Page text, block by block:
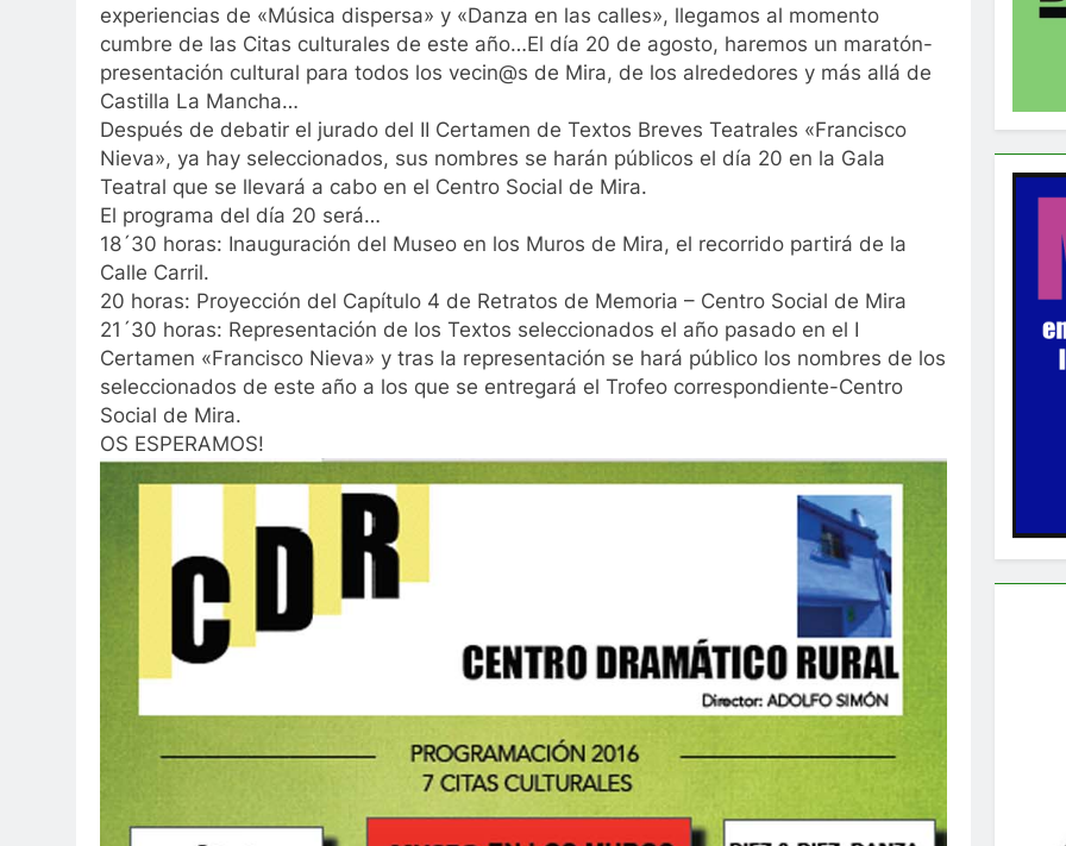
experiencias de «Música dispersa» y «Danza en las calles», llegamos al momento
cumbre de las Citas culturales de este año…El día 20 de agosto, haremos un maratón-
presentación cultural para todos los vecin@s de Mira, de los alrededores y más allá de
Castilla La Mancha…
Después de debatir el jurado del II Certamen de Textos Breves Teatrales «Francisco
Nieva», ya hay seleccionados, sus nombres se harán públicos el día 20 en la Gala
Teatral que se llevará a cabo en el Centro Social de Mira.
El programa del día 20 será…
18´30 horas: Inauguración del Museo en los Muros de Mira, el recorrido partirá de la
Calle Carril.
20 horas: Proyección del Capítulo 4 de Retratos de Memoria – Centro Social de Mira
21´30 horas: Representación de los Textos seleccionados el año pasado en el I
Certamen «Francisco Nieva» y tras la representación se hará público los nombres de los
seleccionados de este año a los que se entregará el Trofeo correspondiente-Centro
Social de Mira.
OS ESPERAMOS!